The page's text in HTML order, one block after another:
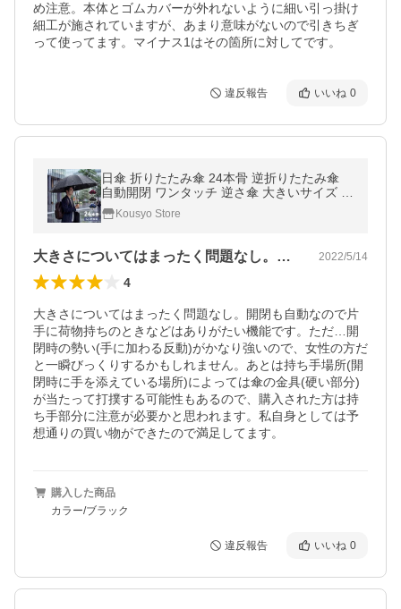
め注意。本体とゴムカバーが外れないように細い引っ掛け
細工が施されていますが、あまり意味がないので引きちぎ
って使ってます。マイナス1はその箇所に対してです。
違反報告 いいね 0
日傘 折りたたみ傘 24本骨 逆折りたたみ傘
自動開閉 ワンタッチ 逆さ傘 大きいサイズ 晴
雨兼用傘 折り畳み 登山 ビジネス 通勤 耐風
撥水 収納袋付き 男女兼用
Kousyo Store
大きさについてはまったく問題なし。開閉… 2022/5/14
4
大きさについてはまったく問題なし。開閉も自動なので片
手に荷物持ちのときなどはありがたい機能です。ただ…開
閉時の勢い(手に加わる反動)がかなり強いので、女性の方だ
と一瞬びっくりするかもしれません。あとは持ち手場所(開
閉時に手を添えている場所)によっては傘の金具(硬い部分)
が当たって打撲する可能性もあるので、購入された方は持
ち手部分に注意が必要かと思われます。私自身としては予
想通りの買い物ができたので満足してます。
購入した商品
カラー/ブラック
違反報告 いいね 0